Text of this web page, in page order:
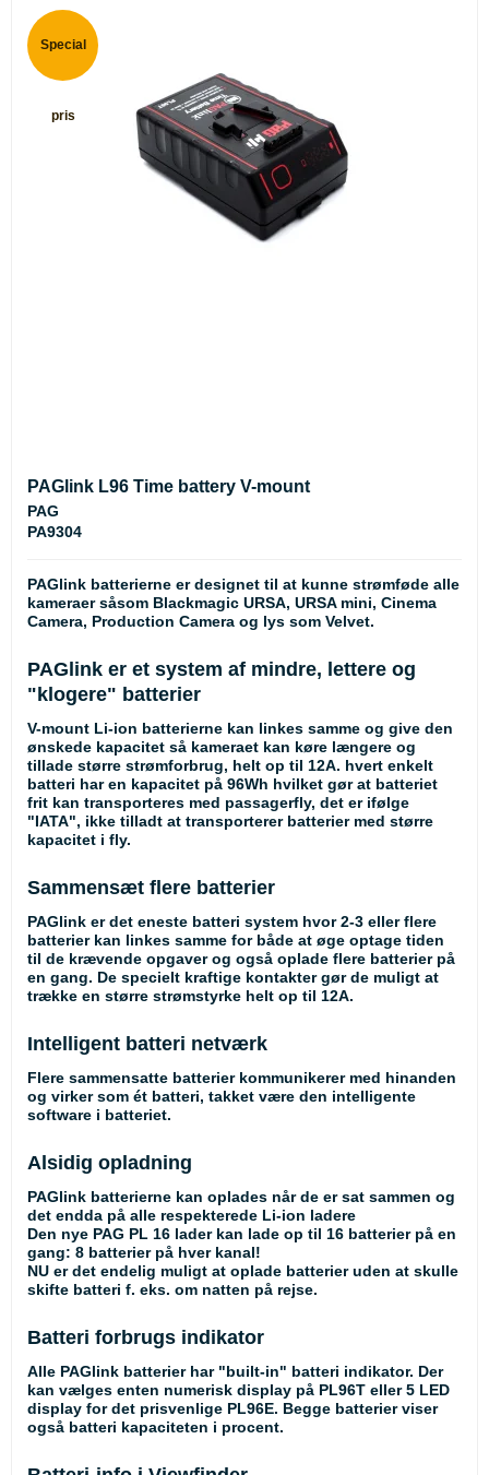
Special
pris
PAGlink L96 Time battery V-mount
PAG
PA9304
PAGlink batterierne er designet til at kunne strømføde alle
kameraer såsom Blackmagic URSA, URSA mini, Cinema
Camera, Production Camera og lys som Velvet.
PAGlink er et system af mindre, lettere og
"klogere" batterier
V-mount Li-ion batterierne kan linkes samme og give den
ønskede kapacitet så kameraet kan køre længere og
tillade større strømforbrug, helt op til 12A. hvert enkelt
batteri har en kapacitet på 96Wh hvilket gør at batteriet
frit kan transporteres med passagerfly, det er ifølge
"IATA", ikke tilladt at transporterer batterier med større
kapacitet i fly.
Sammensæt flere batterier
PAGlink er det eneste batteri system hvor 2-3 eller flere
batterier kan linkes samme for både at øge optage tiden
til de krævende opgaver og også oplade flere batterier på
en gang. De specielt kraftige kontakter gør de muligt at
trække en større strømstyrke helt op til 12A.
Intelligent batteri netværk
Flere sammensatte batterier kommunikerer med hinanden
og virker som ét batteri, takket være den intelligente
software i batteriet.
Alsidig opladning
PAGlink batterierne kan oplades når de er sat sammen og
det endda på alle respekterede Li-ion ladere
Den nye PAG PL 16 lader kan lade op til 16 batterier på en
gang: 8 batterier på hver kanal!
NU er det endelig muligt at oplade batterier uden at skulle
skifte batteri f. eks. om natten på rejse.
Batteri forbrugs indikator
Alle PAGlink batterier har "built-in" batteri indikator. Der
kan vælges enten numerisk display på PL96T eller 5 LED
display for det prisvenlige PL96E. Begge batterier viser
også batteri kapaciteten i procent.